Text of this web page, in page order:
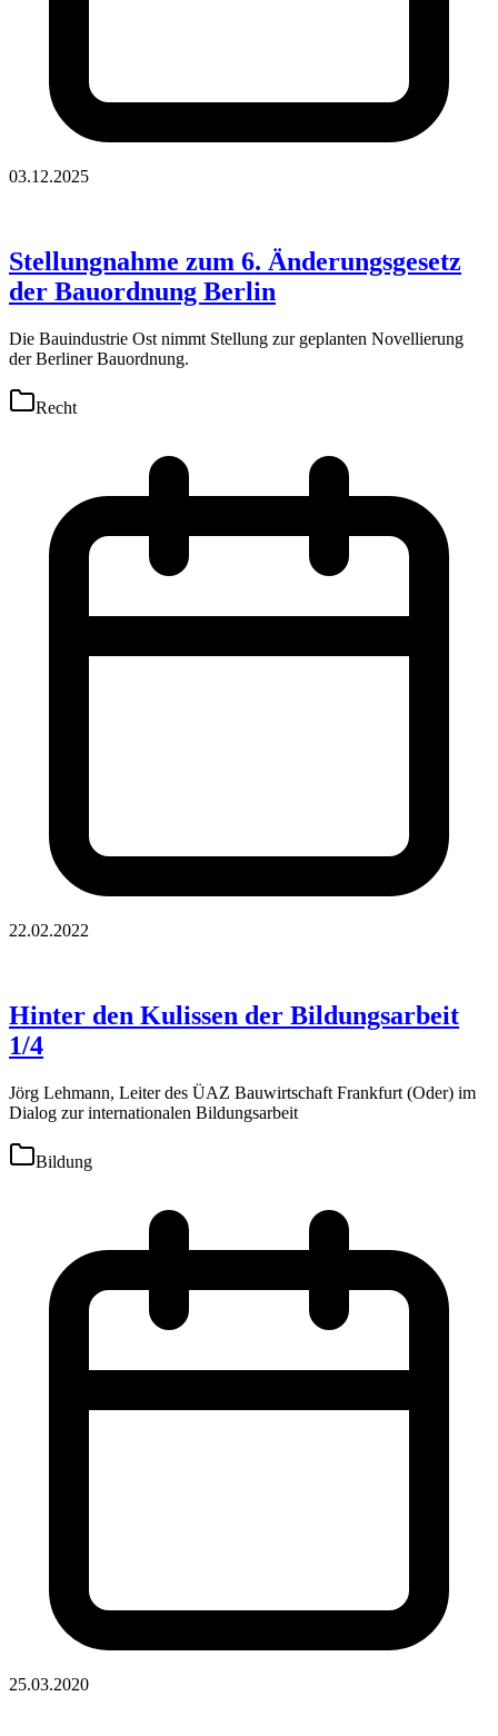
03.12.2025
Stellungnahme zum 6. Änderungsgesetz
der Bauordnung Berlin
Die Bauindustrie Ost nimmt Stellung zur geplanten Novellierung
der Berliner Bauordnung.
Recht
22.02.2022
Hinter den Kulissen der Bildungsarbeit
1/4
Jörg Lehmann, Leiter des ÜAZ Bauwirtschaft Frankfurt (Oder) im
Dialog zur internationalen Bildungsarbeit
Bildung
25.03.2020